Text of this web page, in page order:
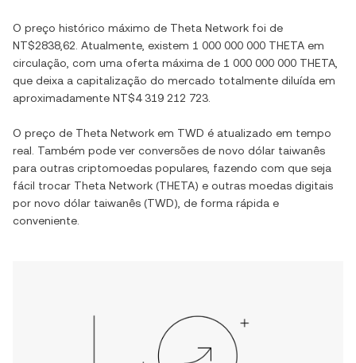
O preço histórico máximo de Theta Network foi de
NT$2838,62 . Atualmente, existem 1 000 000 000 THETA em
circulação, com uma oferta máxima de 1 000 000 000 THETA
que deixa a capitalização do mercado totalmente diluída em
aproximadamente NT$4 319 212 723
O preço de Theta Network em TWD é atualizado em tempo
real. Também pode ver conversões de novo dólar taiwanês
para outras criptomoedas populares, fazendo com que seja
fácil trocar Theta Network (THETA) e outras moedas digitais
por novo dólar taiwanês (TWD), de forma rápida e
conveniente.